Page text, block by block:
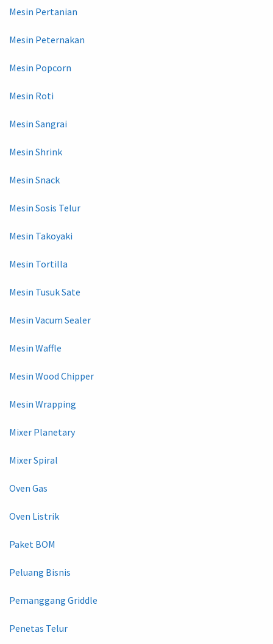
Mesin Pertanian
Mesin Peternakan
Mesin Popcorn
Mesin Roti
Mesin Sangrai
Mesin Shrink
Mesin Snack
Mesin Sosis Telur
Mesin Takoyaki
Mesin Tortilla
Mesin Tusuk Sate
Mesin Vacum Sealer
Mesin Waffle
Mesin Wood Chipper
Mesin Wrapping
Mixer Planetary
Mixer Spiral
Oven Gas
Oven Listrik
Paket BOM
Peluang Bisnis
Pemanggang Griddle
Penetas Telur